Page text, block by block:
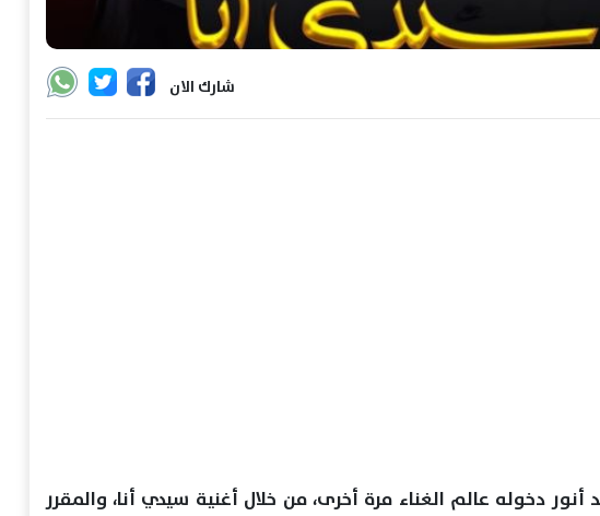
شارك الان
أنور دخوله عالم الغناء مرة أخرى، من خلال أغنية سيدي أنا، والمقرر